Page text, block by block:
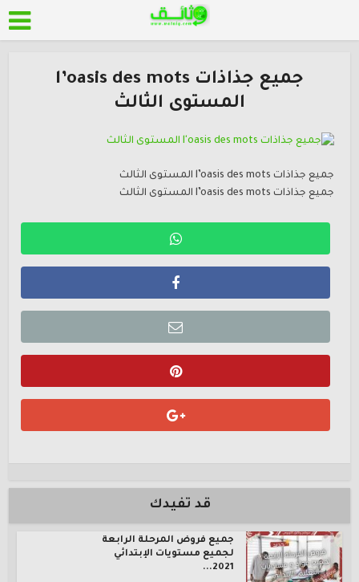
جميع جذاذات l’oasis des mots
المستوى الثالث
جميع جذاذات l’oasis des mots المستوى الثالث
جميع جذاذات l’oasis des mots المستوى الثالث
قد تفيدك
جميع فروض المرحلة الرابعة
لجميع مستويات الإبتدائي
2021...